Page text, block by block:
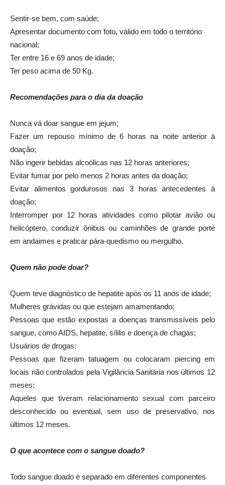
Sentir-se bem, com saúde;
Apresentar documento com foto, válido em todo o território
nacional;
Ter entre 16 e 69 anos de idade;
Ter peso acima de 50 Kg.
Recomendações para o dia da doação
Nunca vá doar sangue em jejum;
Fazer um repouso mínimo de 6 horas na noite anterior à
doação;
Não ingerir bebidas alcoólicas nas 12 horas anteriores;
Evitar fumar por pelo menos 2 horas antes da doação;
Evitar alimentos gordurosos nas 3 horas antecedentes à
doação;
Interromper por 12 horas atividades como pilotar avião ou
helicóptero, conduzir ônibus ou caminhões de grande porte
em andaimes e praticar pára-quedismo ou mergulho.
Quem não pode doar?
Quem teve diagnóstico de hepatite após os 11 anos de idade;
Mulheres grávidas ou que estejam amamentando;
Pessoas que estão expostas a doenças transmissíveis pelo
sangue, como AIDS, hepatite, sílilis e doença de chagas;
Usuários de drogas;
Pessoas que fizeram tatuagem ou colocaram piercing em
locais não controlados pela Vigilância Sanitária nos últimos 12
meses;
Aqueles que tiveram relacionamento sexual com parceiro
desconhecido ou eventual, sem uso de preservativo, nos
últimos 12 meses.
O que acontece com o sangue doado?
Todo sangue doado é separado em diferentes componentes